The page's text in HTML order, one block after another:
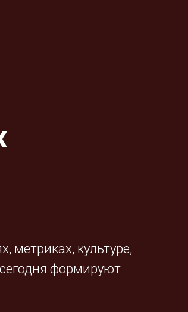
метриках, культуре,
формируют